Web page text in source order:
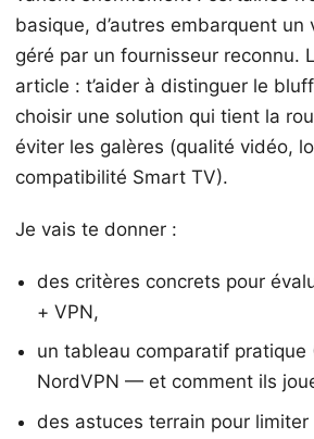
basique, d’autres embarquent
géré par un fournisseur reconnu.
article : t’aider à distinguer le
choisir une solution qui tient la
éviter les galères (qualité vidéo,
compatibilité Smart TV).
Je vais te donner :
des critères concrets pour
+ VPN,
un tableau comparatif pratique
NordVPN — et comment ils
des astuces terrain pour limiter